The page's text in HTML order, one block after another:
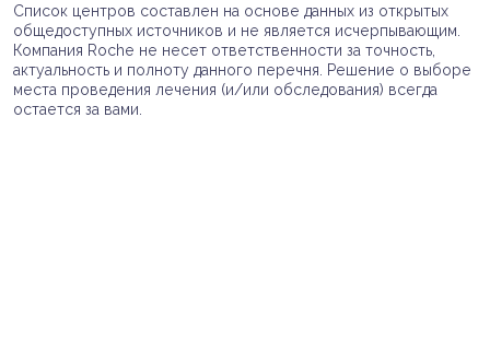
Список центров составлен на основе данных из открытых
общедоступных источников и не является исчерпывающим.
Компания Roche не несет ответственности за точность,
актуальность и полноту данного перечня. Решение о выборе
места проведения лечения (и/или обследования) всегда
остается за вами.